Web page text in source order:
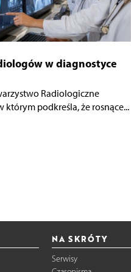
w diagnostyce
Radiologiczne
którym podkreśla, że rosnące...
NA SKRÓTY
Serwisy